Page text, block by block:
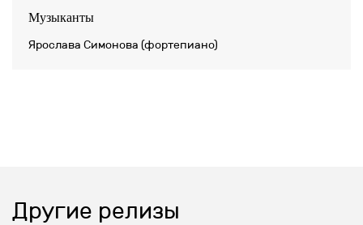
Музыканты
Ярослава Симонова (фортепиано)
Другие релизы